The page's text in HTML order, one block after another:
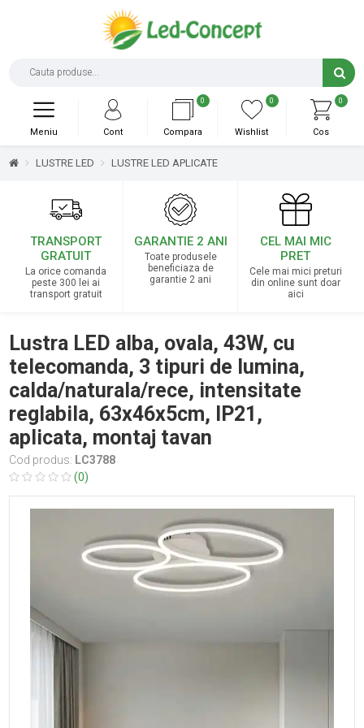
0
Cos
0
Wishlist
0
Compara
Cont
Meniu
LUSTRE LED LUSTRE LED APLICATE
TRANSPORT
GRATUIT
La orice comanda
peste 300 lei ai
transport gratuit
GARANTIE 2 ANI
Toate produsele
beneficiaza de
garantie 2 ani
CEL MAI MIC
PRET
Cele mai mici preturi
din online sunt doar
aici
Lustra LED alba, ovala, 43W, cu
telecomanda, 3 tipuri de lumina,
calda/naturala/rece, intensitate
reglabila, 63x46x5cm, IP21,
aplicata, montaj tavan
Cod produs: LC3788
(0)